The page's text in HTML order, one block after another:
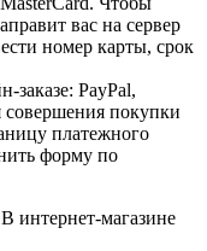
вас на сервер
номер карты, срок
заказе: PayPal,
покупки
платежного
форму по
интернет-магазине